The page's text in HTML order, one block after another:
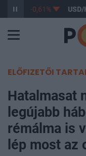
363,17 -0,61% USD/
ELŐFIZETŐI
Hatalmasat
legújabb
rémálma is
lép most az